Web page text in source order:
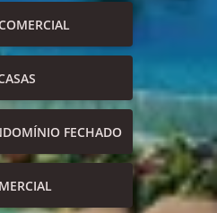
FECHADO